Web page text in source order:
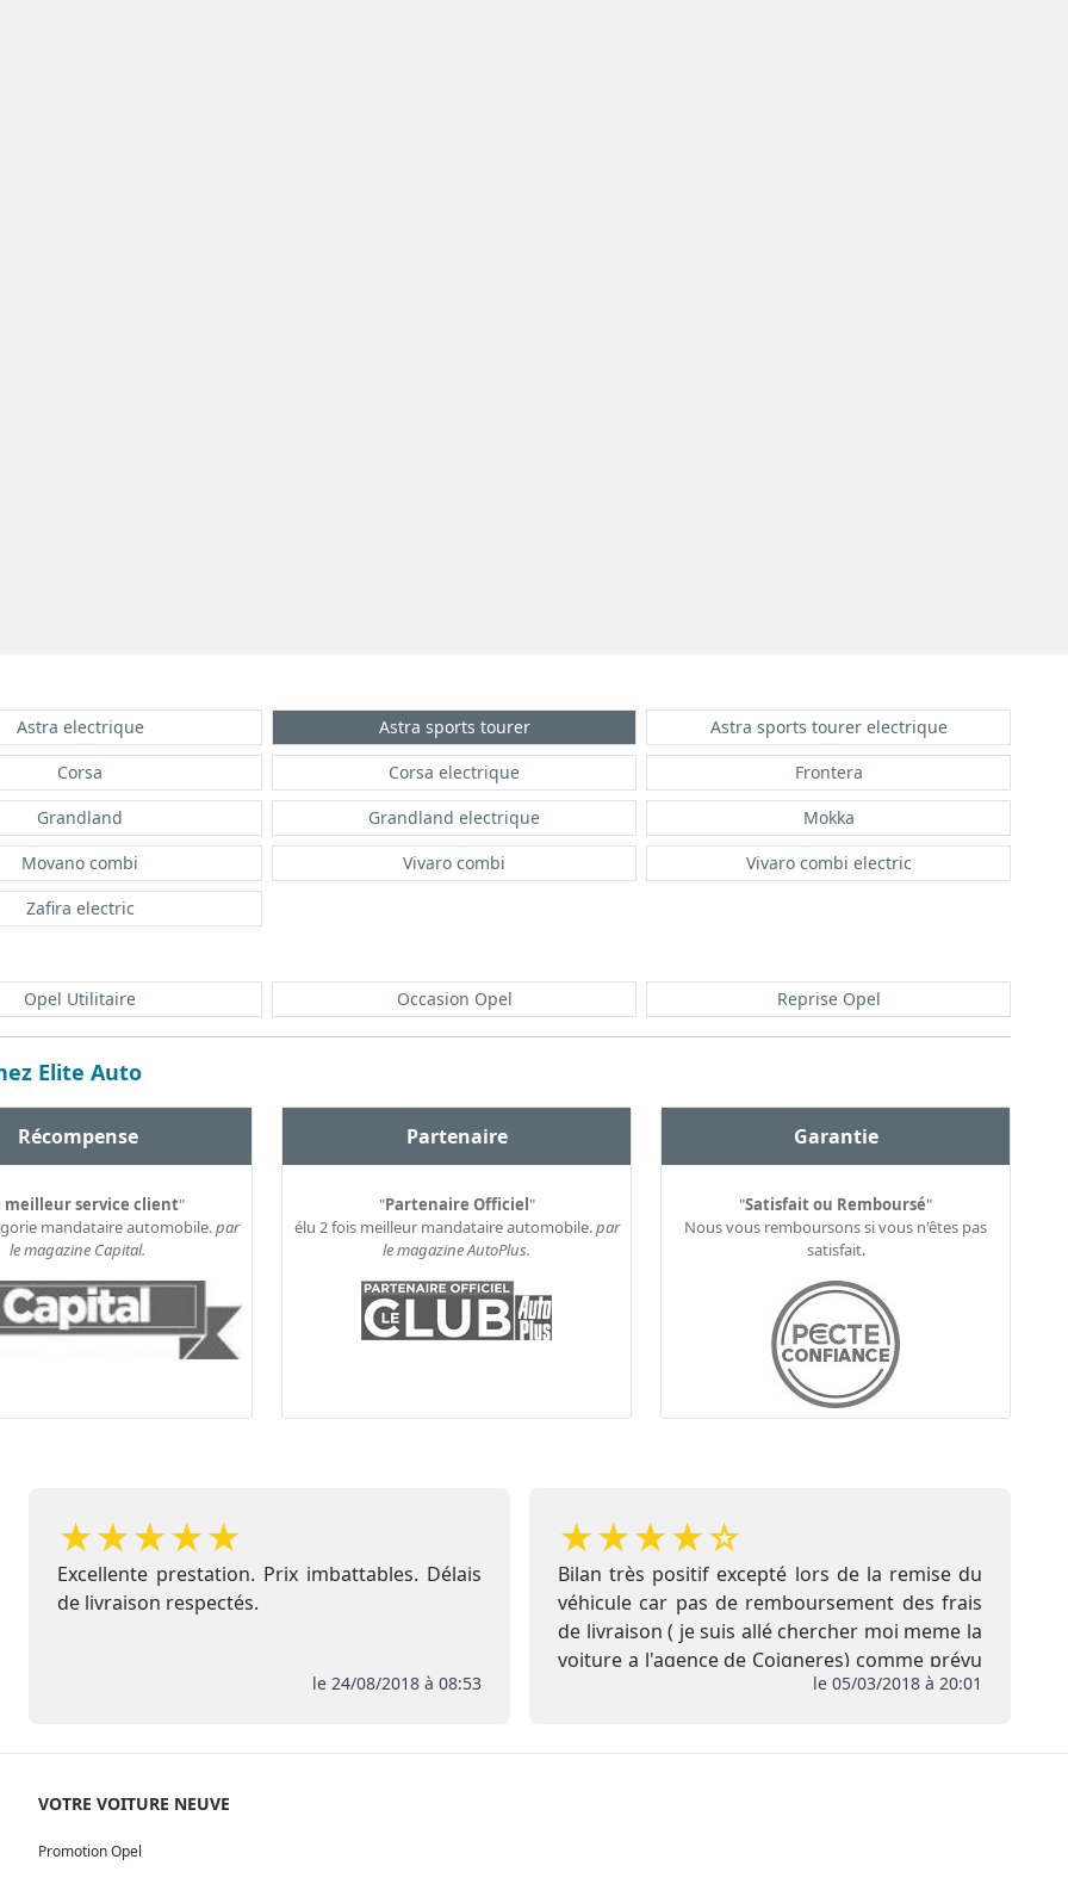
Astra electrique Astra sports tourer
Astra sports tourer electrique
Corsa Corsa electrique
Frontera
Grandland Grandland electrique
Mokka
Movano combi Vivaro combi
Vivaro combi electric
Zafira electric
Opel Utilitaire Occasion Opel Reprise Opel
Elite Auto
Récompense
meilleur service client"
mandataire automobile.par
le magazine Capital.
Partenaire
"Partenaire Officiel"
élu 2 fois meilleur mandataire automobile.par
le magazine AutoPlus.
Garantie
"Satisfait ou Remboursé"
Nous vous remboursons si vous n'êtes pas
satisfait.
★★★★★
Excellente prestation. Prix imbattables. Délais
de livraison respectés.
le 24/08/2018 à 08:53
★★★★☆
Bilan très positif excepté lors de la remise du
véhicule car pas de remboursement des frais
de livraison ( je suis allé chercher moi meme la
voiture a l'agence de Coigneres) comme prévu
initialement , de plus pas de remise de l
le 05/03/2018 à 20:01
VOTRE VOITURE NEUVE
Promotion Opel